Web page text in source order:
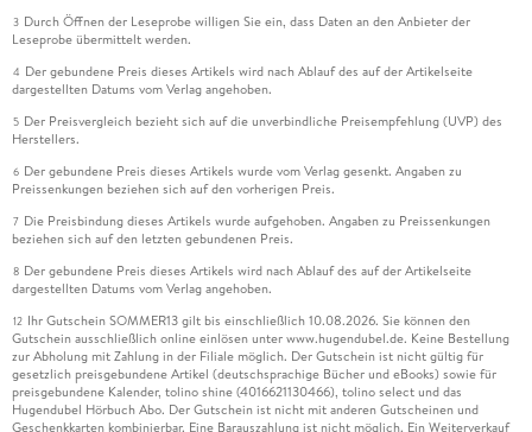
3 Durch Öffnen der Leseprobe willigen Sie ein, dass Daten an den Anbieter der
Leseprobe übermittelt werden.
4 Der gebundene Preis dieses Artikels wird nach Ablauf des auf der Artikelseite
dargestellten Datums vom Verlag angehoben.
5 Der Preisvergleich bezieht sich auf die unverbindliche Preisempfehlung (UVP) des
Herstellers.
6 Der gebundene Preis dieses Artikels wurde vom Verlag gesenkt. Angaben zu
Preissenkungen beziehen sich auf den vorherigen Preis.
7 Die Preisbindung dieses Artikels wurde aufgehoben. Angaben zu Preissenkungen
beziehen sich auf den letzten gebundenen Preis.
8 Der gebundene Preis dieses Artikels wird nach Ablauf des auf der Artikelseite
dargestellten Datums vom Verlag angehoben.
12 Ihr Gutschein SOMMER13 gilt bis einschließlich 10.08.2026. Sie können den
Gutschein ausschließlich online einlösen unter www.hugendubel.de. Keine Bestellung
zur Abholung mit Zahlung in der Filiale möglich. Der Gutschein ist nicht gültig für
gesetzlich preisgebundene Artikel (deutschsprachige Bücher und eBooks) sowie für
preisgebundene Kalender, tolino shine (4016621130466), tolino select und das
Hugendubel Hörbuch Abo. Der Gutschein ist nicht mit anderen Gutscheinen und
Geschenkkarten kombinierbar. Eine Barauszahlung ist nicht möglich. Ein Weiterverkauf